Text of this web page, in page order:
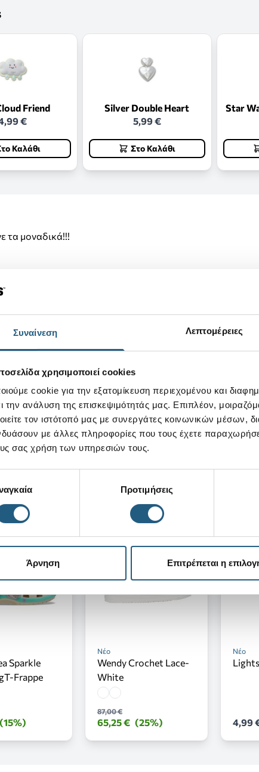
Συναίνεση Λεπτομέρειες
χρησιμοποιεί cookies
cookie για την εξατομίκευση περιεχομένου και
την ανάλυση της επισκεψιμότητάς μας. Επιπλέον,
τον ιστότοπό μας με συνεργάτες κοινωνικών μέσων,
με άλλες πληροφορίες που τους έχετε
σας χρήση των υπηρεσιών τους.
Προτιμήσεις
Άρνηση Επιτρέπεται η
Friend
€
Καλάθι
Silver Double Heart
5,99 €
Στο Καλάθι
Star
τα μοναδικά!!!
αλλαγές και επιστροφές.
Sparkle
Frappe
(15%)
Νέο
Wendy Crochet Lace-
White
87,00 €
65,25 € (25%)
Νέο
4,99